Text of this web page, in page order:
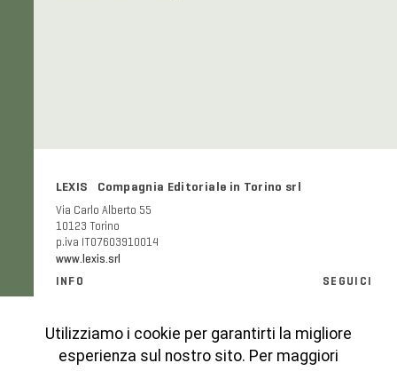
LEXIS Compagnia Editoriale in Torino srl
Via Carlo Alberto 55
10123 Torino
p.iva IT07603910014
www.lexis.srl
INFO
Modalità e costi di spedizione
Codice etico
SEGUICI
Instagram
Utilizziamo i cookie per garantirti la migliore
esperienza sul nostro sito. Per maggiori